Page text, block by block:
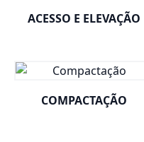
ACESSO E ELEVAÇÃO
COMPACTAÇÃO